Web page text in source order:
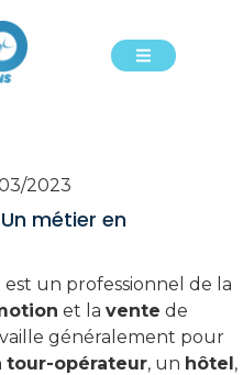
2023
métier en
est un professionnel de la
et la vente de
généralement pour
tour-opérateur, un hôtel,